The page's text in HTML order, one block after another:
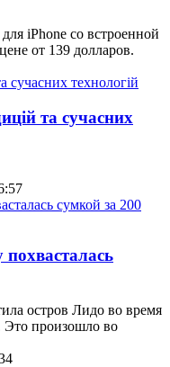
iPhone со встроенной
от 139 долларов.
та сучасних
остров Лидо во время
Это произошло во